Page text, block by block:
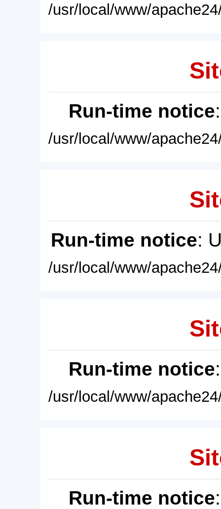
/usr/local/www/
Run-time notice
/usr/local/www/
Run-time notice:
/usr/local/www/
Run-time notice
/usr/local/www/
Run-time notice